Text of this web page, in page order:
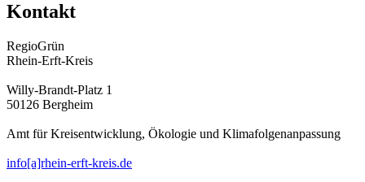
Kontakt
RegioGrün
Rhein-Erft-Kreis
Willy-Brandt-Platz 1
50126 Bergheim
Amt für Kreisentwicklung, Ökologie und Klimafolgenanpassung
info[a]rhein-erft-kreis.de